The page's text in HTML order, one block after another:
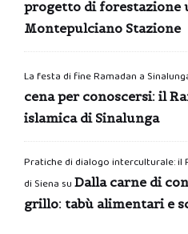
progetto di forestazione
Montepulciano Stazione
La festa di fine Ramadan a
cena per conoscersi: il
islamica di Sinalunga
Pratiche di dialogo interculturale:
di Siena su Dalla carne di
grillo: tabù alimentari e